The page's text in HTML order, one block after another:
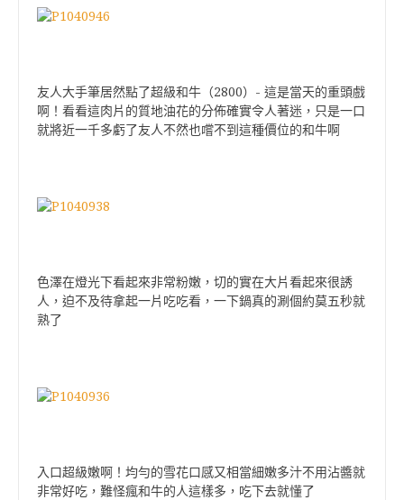
友人大手筆居然點了超級和牛（2800）- 這是當天的重頭戲
啊！看看這肉片的質地油花的分佈確實令人著迷，只是一口
就將近一千多虧了友人不然也嚐不到這種價位的和牛啊
色澤在燈光下看起來非常粉嫩，切的實在大片看起來很誘
人，迫不及待拿起一片吃吃看，一下鍋真的涮個約莫五秒就
熟了
入口超級嫩啊！均勻的雪花口感又相當細嫩多汁不用沾醬就
非常好吃，難怪瘋和牛的人這樣多，吃下去就懂了